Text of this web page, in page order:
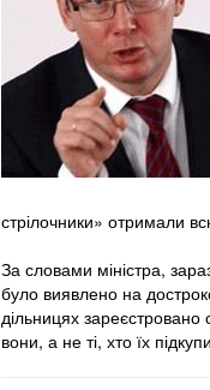
стрілочники» отримали
За словами міністра,
було виявлено на
дільницях зареєстровано
вони, а не ті, хто їх